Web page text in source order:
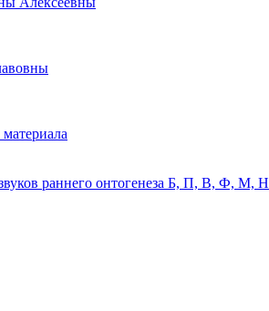
раннего онтогенеза Б, П, В, Ф, М, Н